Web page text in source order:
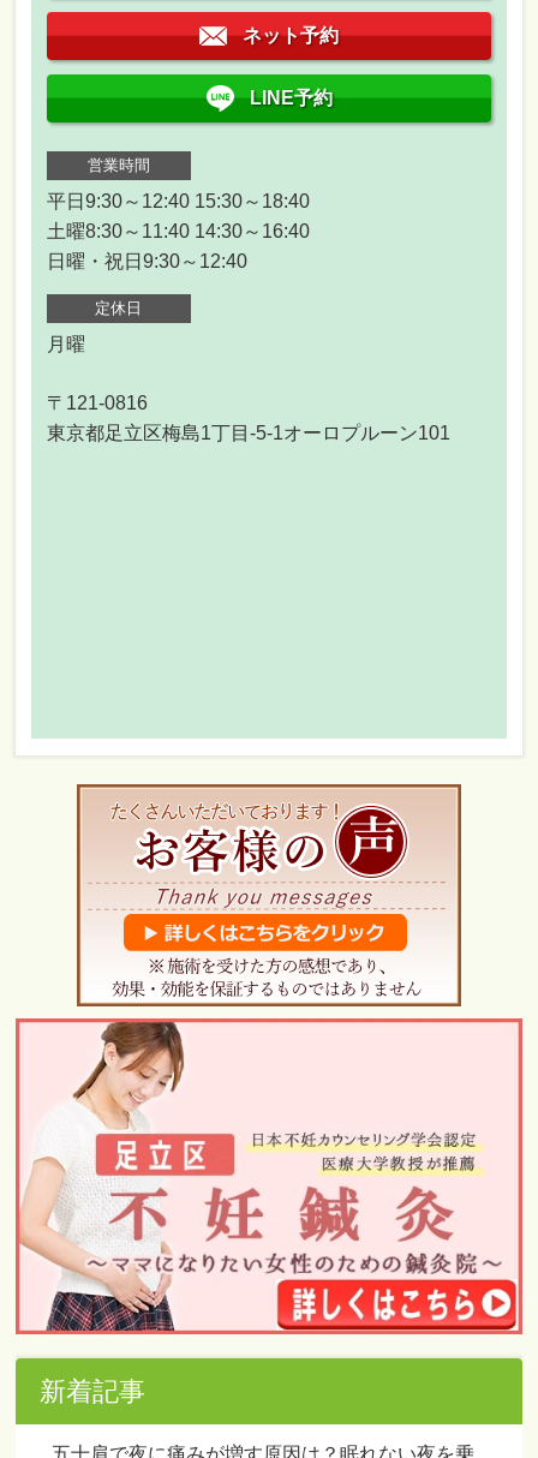
ネット予約
LINE予約
営業時間
平日9:30～12:40 15:30～18:40
土曜8:30～11:40 14:30～16:40
日曜・祝日9:30～12:40
定休日
月曜
〒121-0816
東京都足立区梅島1丁目-5-1オーロプルーン101
新着記事
五十肩で夜に痛みが増す原因は？眠れない夜を乗